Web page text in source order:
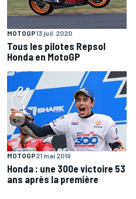
MOTOGP13 juil. 2020
Tous les pilotes Repsol
Honda en MotoGP
MOTOGP21 mai 2019
Honda : une 300e victoire 53
ans après la première